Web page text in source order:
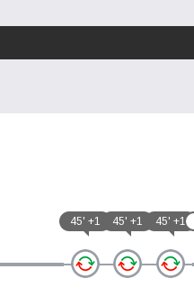
45' +1 45' +1 45' +1